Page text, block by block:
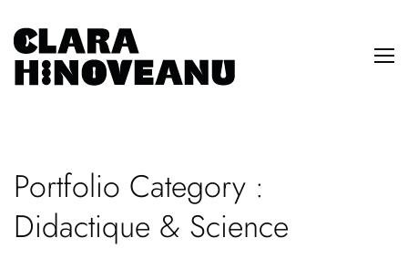
Portfolio Category :
Didactique & Science